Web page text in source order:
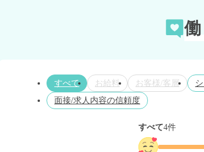
すべて お給料 お客様/客層
面接/求人内容の信頼度
すべて4件